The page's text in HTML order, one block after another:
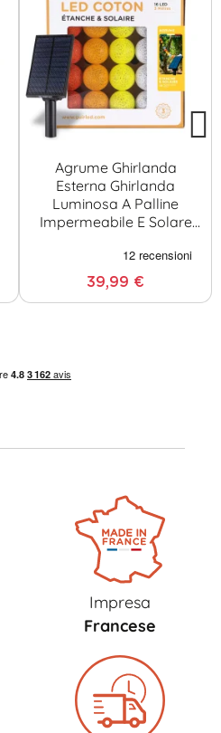
Agrume Ghirlanda
Esterna Ghirlanda
Luminosa A Palline
Impermeabile E Solare
39,99 €
Impresa
Francese